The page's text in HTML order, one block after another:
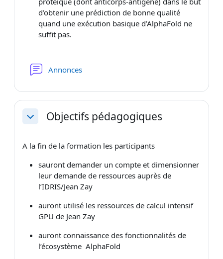
d’obtenir une prédiction de bonne qualité
quand une exécution basique d’AlphaFold ne
suffit pas.
Annonces
ReplierObjectifs pédagogiques
A la fin de la formation les participants
sauront demander un compte et dimensionner
leur demande de ressources auprès de
l’IDRIS/Jean Zay
auront utilisé les ressources de calcul intensif
GPU de Jean Zay
auront connaissance des fonctionnalités de
l’écosystème AlphaFold